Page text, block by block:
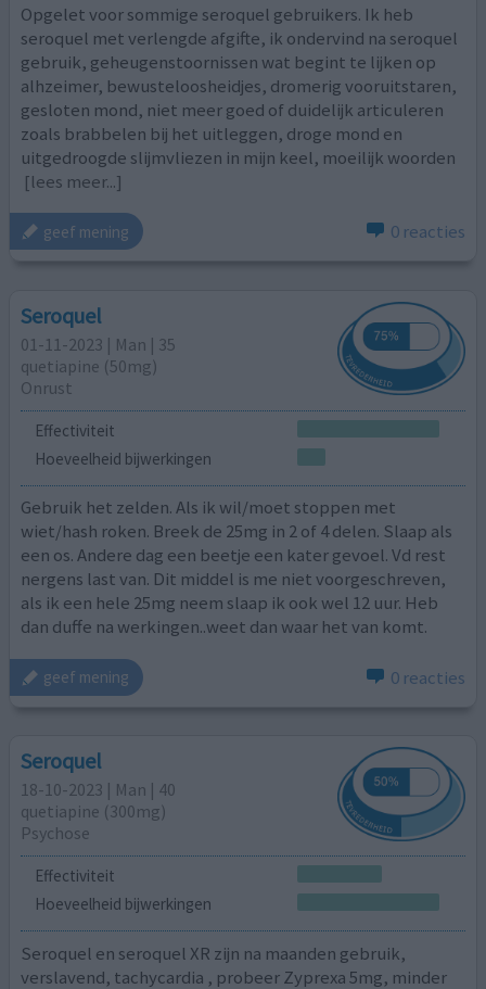
Opgelet voor sommige seroquel gebruikers. Ik heb
seroquel met verlengde afgifte, ik ondervind na seroquel
gebruik, geheugenstoornissen wat begint te lijken op
alhzeimer, bewusteloosheidjes, dromerig vooruitstaren,
gesloten mond, niet meer goed of duidelijk articuleren
zoals brabbelen bij het uitleggen, droge mond en
uitgedroogde slijmvliezen in mijn keel, moeilijk woorden
[lees meer...]
geef mening 0 reacties
Seroquel
01-11-2023 | Man | 35
quetiapine (50mg)
Onrust
Effectiviteit
Hoeveelheid bijwerkingen
Gebruik het zelden. Als ik wil/moet stoppen met
wiet/hash roken. Breek de 25mg in 2 of 4 delen. Slaap als
een os. Andere dag een beetje een kater gevoel. Vd rest
nergens last van. Dit middel is me niet voorgeschreven,
als ik een hele 25mg neem slaap ik ook wel 12 uur. Heb
dan duffe na werkingen..weet dan waar het van komt.
geef mening 0 reacties
Seroquel
18-10-2023 | Man | 40
quetiapine (300mg)
Psychose
Effectiviteit
Hoeveelheid bijwerkingen
Seroquel en seroquel XR zijn na maanden gebruik,
verslavend, tachycardia , probeer Zyprexa 5mg, minder